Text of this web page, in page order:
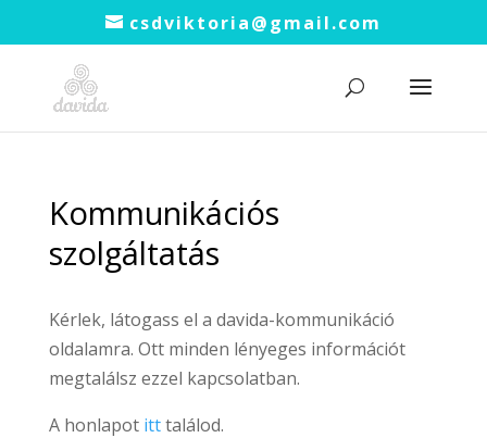
csdviktoria@gmail.com
Kommunikációs
szolgáltatás
Kérlek, látogass el a davida-kommunikáció
oldalamra. Ott minden lényeges információt
megtalálsz ezzel kapcsolatban.
A honlapotitttalálod.